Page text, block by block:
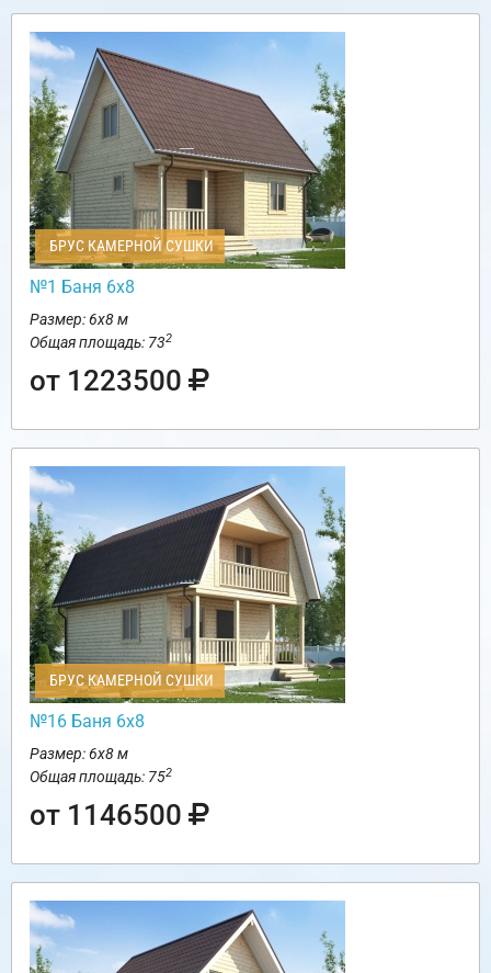
БРУС КАМЕРНОЙ СУШКИ
№1 Баня 6х8
Размер: 6х8 м
Общая площадь: 732
от 1223500
БРУС КАМЕРНОЙ СУШКИ
№16 Баня 6х8
Размер: 6х8 м
Общая площадь: 752
от 1146500